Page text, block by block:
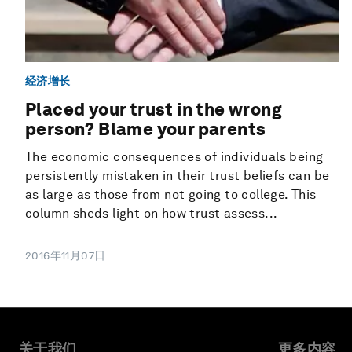
经济增长
Placed your trust in the wrong
person? Blame your parents
The economic consequences of individuals being
persistently mistaken in their trust beliefs can be
as large as those from not going to college. This
column sheds light on how trust assess...
2016年11月07日
关于我们 更多内容